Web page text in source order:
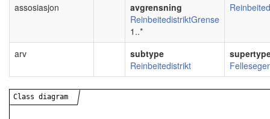
assosiasjon
avgrensning
ReinbeitedistriktGrense
1..*
arv
subtype
Reinbeitedistrikt